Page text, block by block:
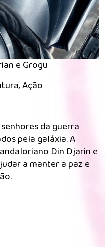
e Grogu
Ação
da guerra
pela galáxia. A
Din Djarin e
a manter a paz e